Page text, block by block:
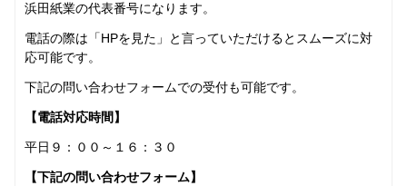
浜田紙業の代表番号になります。
電話の際は「HPを見た」と言っていただけるとスムーズに対
応可能です。
下記の問い合わせフォームでの受付も可能です。
【電話対応時間】
平日９：００～１６：３０
【下記の問い合わせフォーム】